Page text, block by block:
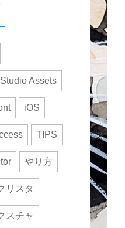
Assets
iOS
TIPS
やり方
リスタ
スチャ